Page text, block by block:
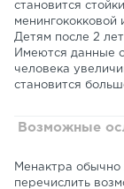
становится
менингококковой
Детям после 2
Имеются данные
человека
становится
Возможные
Менактра обычно
перечислить